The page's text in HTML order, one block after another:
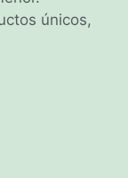
únicos,